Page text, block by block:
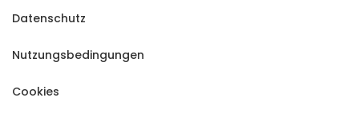
Datenschutz
Nutzungsbedingungen
Cookies